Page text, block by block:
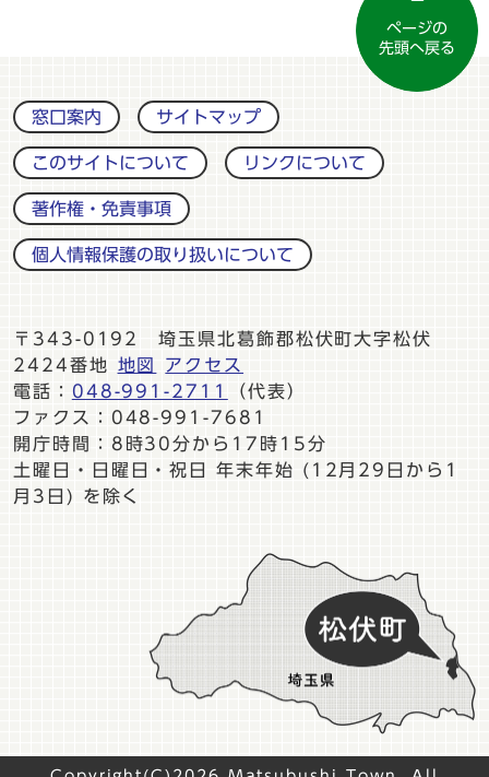
ページの
先頭へ戻る
窓口案内 サイトマップ
このサイトについて リンクについて
著作権・免責事項
個人情報保護の取り扱いについて
〒343-0192 埼玉県北葛飾郡松伏町大字松伏
2424番地
地図
アクセス
電話： 048-991-2711
（代表）
ファクス：048-991-7681
開庁時間：8時30分から17時15分
土曜日・日曜日・祝日 年末年始 (12月29日から1
月3日) を除く